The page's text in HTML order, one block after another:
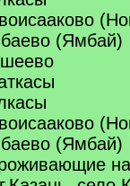
(Ямбай)
(Ямбай)